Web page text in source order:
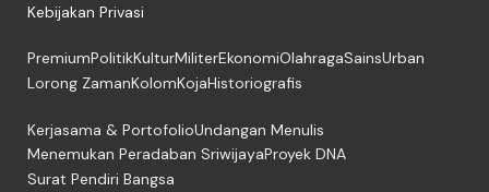
Kebijakan Privasi
PremiumPolitikKulturMiliterEkonomiOlahragaSainsUrban
Lorong ZamanKolomKojaHistoriografis
Kerjasama & PortofolioUndangan Menulis
Menemukan Peradaban SriwijayaProyek DNA
Surat Pendiri Bangsa